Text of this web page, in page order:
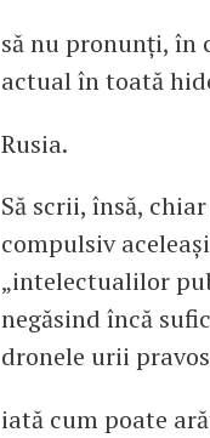
să nu pronunți, în
actual în toată
Rusia.
Să scrii, însă,
compulsiv
„intelectualilor
negăsind încă
dronele urii
iată cum poate